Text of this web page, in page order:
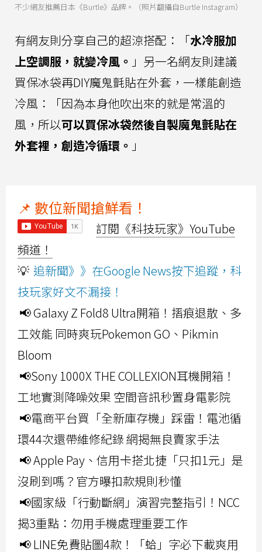
不少網友推薦日本《Burtle》品牌。（照片翻攝自Burtle Instagram）
有網友則分享自己的超涼搭配：「水冷服加
上空調服，就變冷風。 」另一名網友則建議
買保冰袋再DIY魔鬼氈貼在外套，一樣能創造
冷風：「因為本身他吹出來的就是常溫的
風，所以可以買保冰袋然後自製魔鬼氈貼在
外套裡，創造冷循環。 」
📌 數位新聞搶鮮看！
訂閱《科技玩家》YouTube
頻道！
💡 追新聞》》在Google News按下追蹤，科
技玩家好文不漏接！
📢 Galaxy Z Fold8 Ultra開箱！摺痕退散、多
工效能 同時爽玩Pokemon GO、Pikmin
Bloom
📢Sony 1000X THE COLLEXION耳機開箱！
工地實測降噪效果 空間音訊秒置身電影院
📢電商平台買「全新庫存機」踩雷！電池循
環44次還帶維修紀錄 網揭無良賣家手法
📢 Apple Pay、信用卡搭北捷「只扣1元」是
沒刷到嗎？官方曝扣款規則秒懂
📢國家級「行動斷網」演習完整指引！NCC
揭3重點：勿用手機處理重要工作
📢 LINE免費貼圖4款！「蛤」字必下載爽用